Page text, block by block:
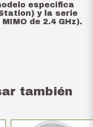
especifica
y la serie
de 2.4 GHz).
también